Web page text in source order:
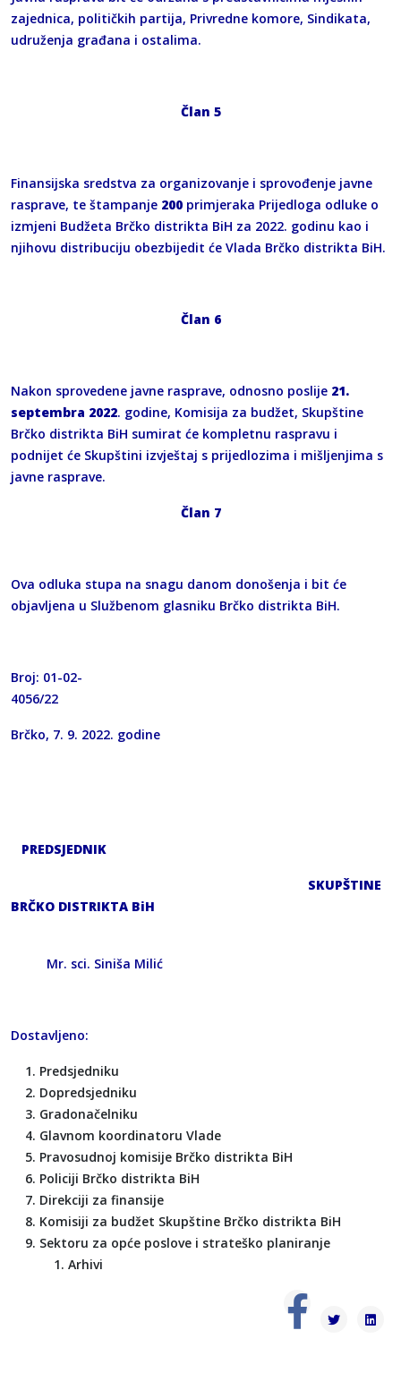
zajednica, političkih partija, Privredne komore, Sindikata,
udruženja građana i ostalima.
Član 5
Finansijska sredstva za organizovanje i sprovođenje javne
rasprave, te štampanje 200 primjeraka Prijedloga odluke o
izmjeni Budžeta Brčko distrikta BiH za 2022. godinu kao i
njihovu distribuciju obezbijedit će Vlada Brčko distrikta BiH.
Član 6
Nakon sprovedene javne rasprave, odnosno poslije 21.
septembra 2022. godine, Komisija za budžet, Skupštine
Brčko distrikta BiH sumirat će kompletnu raspravu i
podnijet će Skupštini izvještaj s prijedlozima i mišljenjima s
javne rasprave.
Član 7
Ova odluka stupa na snagu danom donošenja i bit će
objavljena u Službenom glasniku Brčko distrikta BiH.
Broj: 01-02-
4056/22
Brčko, 7. 9. 2022. godine
PREDSJEDNIK
SKUPŠTINE
BRČKO DISTRIKTA BiH
Mr. sci. Siniša Milić
Dostavljeno:
Predsjedniku
Dopredsjedniku
Gradonačelniku
Glavnom koordinatoru Vlade
Pravosudnoj komisije Brčko distrikta BiH
Policiji Brčko distrikta BiH
Direkciji za finansije
Komisiji za budžet Skupštine Brčko distrikta BiH
Sektoru za opće poslove i strateško planiranje
Arhivi